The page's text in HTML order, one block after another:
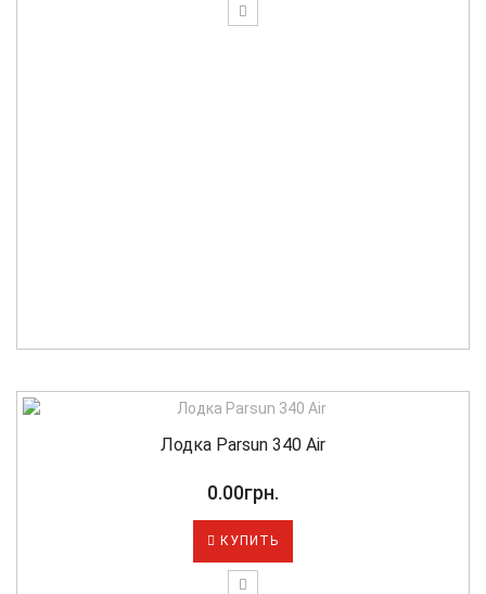
Лодка Parsun 340 Air
0.00грн.
КУПИТЬ